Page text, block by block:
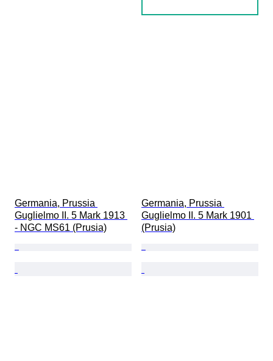
Germania, Prussia
Guglielmo II. 5 Mark 1913
- NGC MS61 (Prusia)
Germania, Prussia
Guglielmo II. 5 Mark 1901
(Prusia)